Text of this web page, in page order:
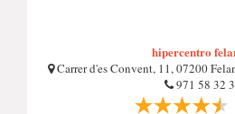
hipercentro
Carrer d'es Convent, 11, 07200
971 58 32